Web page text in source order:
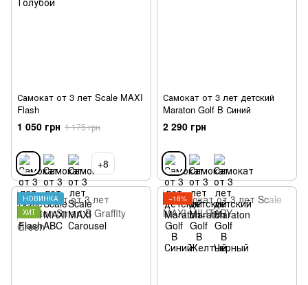
Самокат от 3 лет Scale MAXI
Flash
1 050 грн 1 175 грн
+8
Самокат от 3 лет детский
Maraton Golf B Синий
2 290 грн
НОВИНКА
ХИТ
−18%